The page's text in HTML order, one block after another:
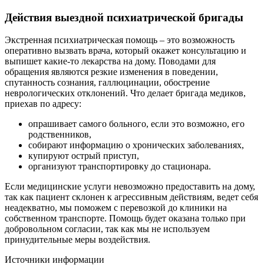
Действия выездной психиатрической бригады
Экстренная психиатрическая помощь – это возможность
оперативно вызвать врача, который окажет консультацию и
выпишет какие-то лекарства на дому. Поводами для
обращения являются резкие изменения в поведении,
спутанность сознания, галлюцинации, обострение
неврологических отклонений. Что делает бригада медиков,
приехав по адресу:
опрашивает самого больного, если это возможно, его
родственников,
собирают информацию о хронических заболеваниях,
купируют острый приступ,
организуют транспортировку до стационара.
Если медицинские услуги невозможно предоставить на дому,
так как пациент склонен к агрессивным действиям, ведет себя
неадекватно, мы поможем с перевозкой до клиники на
собственном транспорте. Помощь будет оказана только при
добровольном согласии, так как мы не используем
принудительные меры воздействия.
Источники информации